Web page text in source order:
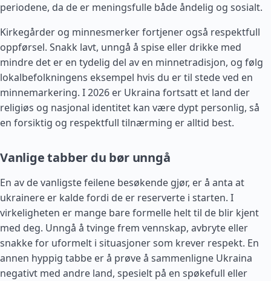
periodene, da de er meningsfulle både åndelig og sosialt.
Kirkegårder og minnesmerker fortjener også respektfull
oppførsel. Snakk lavt, unngå å spise eller drikke med
mindre det er en tydelig del av en minnetradisjon, og følg
lokalbefolkningens eksempel hvis du er til stede ved en
minnemarkering. I 2026 er Ukraina fortsatt et land der
religiøs og nasjonal identitet kan være dypt personlig, så
en forsiktig og respektfull tilnærming er alltid best.
Vanlige tabber du bør unngå
En av de vanligste feilene besøkende gjør, er å anta at
ukrainere er kalde fordi de er reserverte i starten. I
virkeligheten er mange bare formelle helt til de blir kjent
med deg. Unngå å tvinge frem vennskap, avbryte eller
snakke for uformelt i situasjoner som krever respekt. En
annen hyppig tabbe er å prøve å sammenligne Ukraina
negativt med andre land, spesielt på en spøkefull eller